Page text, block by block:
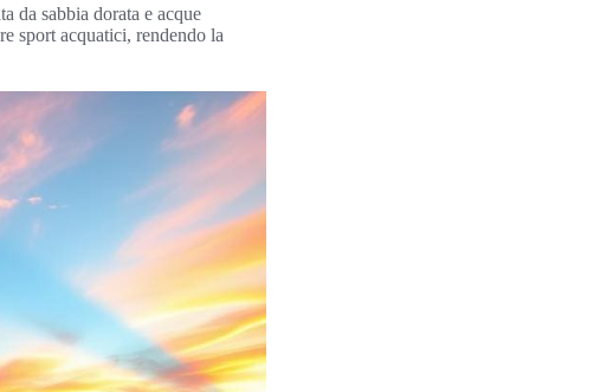
da sabbia dorata e acque
sport acquatici, rendendo la